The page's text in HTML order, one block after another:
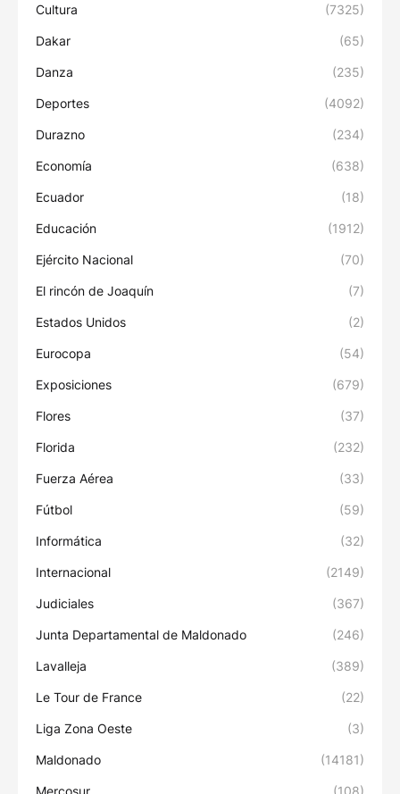
Cultura (7325)
Dakar (65)
Danza (235)
Deportes (4092)
Durazno (234)
Economía (638)
Ecuador (18)
Educación (1912)
Ejército Nacional (70)
El rincón de Joaquín (7)
Estados Unidos (2)
Eurocopa (54)
Exposiciones (679)
Flores (37)
Florida (232)
Fuerza Aérea (33)
Fútbol (59)
Informática (32)
Internacional (2149)
Judiciales (367)
Junta Departamental de Maldonado (246)
Lavalleja (389)
Le Tour de France (22)
Liga Zona Oeste (3)
Maldonado (14181)